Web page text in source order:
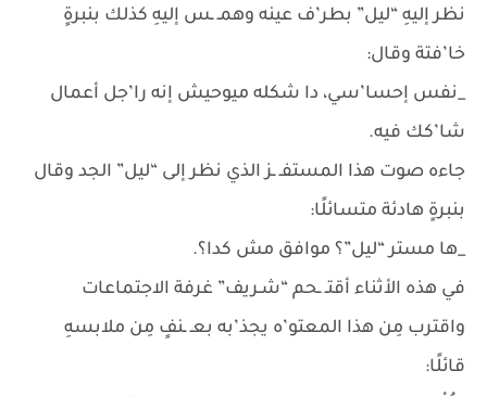
نظر إليهِ “ليل” بطر’ف عينه وهمـ ـس إليهِ كذلك بنبرةٍ
خا’فتة وقال:
_نفس إحسا’سي، دا شكله ميوحيش إنه را’جل أعمال
شا’كك فيه.
جاءه صوت هذا المستفـ ـز الذي نظر إلى “ليل” الجد وقال
بنبرةٍ هادئة متسائلًا:
_ها مستر “ليل”؟ موافق مش كدا؟.
في هذه الأثناء أقتـ ـحم “شـريف” غرفة الاجتماعات
واقترب مِن هذا المعتو’ه يجذ’به بعـ ـنفٍ مِن ملابسهِ
قائلًا: